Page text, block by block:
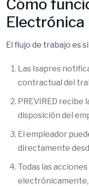
Cómo
Electrónica
El flujo de trabajo es
Las Isapres
contractual del
PREVIRED recibe
disposición del
El empleador
directamente
Todas las
electrónicamente,